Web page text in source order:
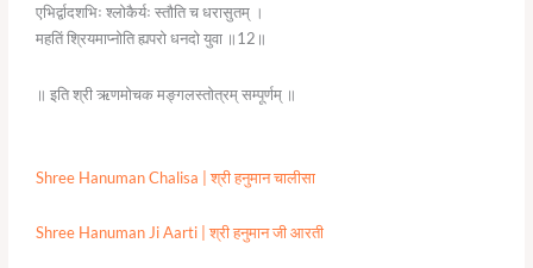
एभिर्द्वादशभिः श्लोकैर्यः स्तौति च धरासुतम् ।
महतिं श्रियमाप्नोति ह्यपरो धनदो युवा ॥12॥
॥ इति श्री ऋणमोचक मङ्गलस्तोत्रम् सम्पूर्णम् ॥
Shree Hanuman Chalisa | श्री हनुमान चालीसा
Shree Hanuman Ji Aarti | श्री हनुमान जी आरती